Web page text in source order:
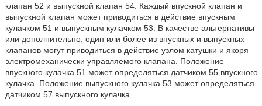
клапан 52 и выпускной клапан 54. Каждый впускной клапан и
выпускной клапан может приводиться в действие впускным
кулачком 51 и выпускным кулачком 53. В качестве альтернативы
или дополнительно, один или более из впускных и выпускных
клапанов могут приводиться в действие узлом катушки и якоря
электромеханически управляемого клапана. Положение
впускного кулачка 51 может определяться датчиком 55 впускного
кулачка. Положение выпускного кулачка 53 может определяться
датчиком 57 выпускного кулачка.